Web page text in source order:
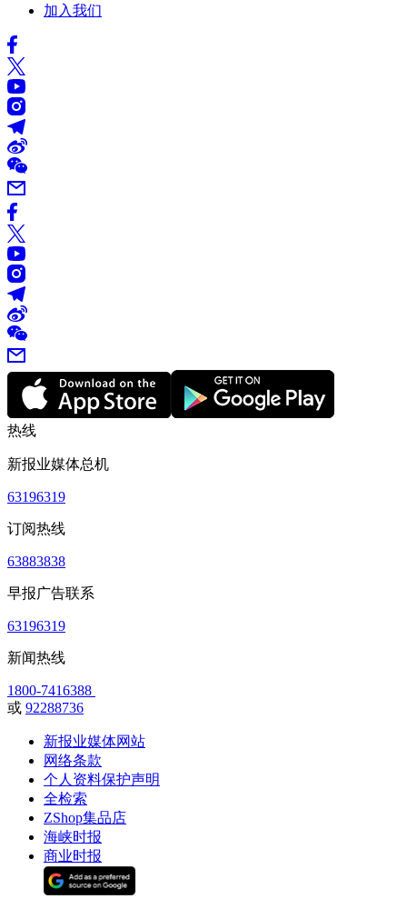
加入我们
热线
新报业媒体总机
63196319
订阅热线
63883838
早报广告联系
63196319
新闻热线
1800-7416388
或 92288736
新报业媒体网站
网络条款
个人资料保护声明
全检索
ZShop集品店
海峡时报
商业时报